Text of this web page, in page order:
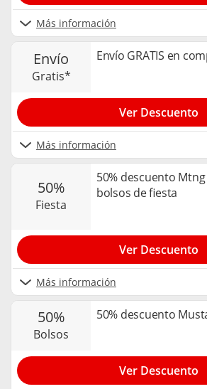
Más información
envío
gratis*
Envío GRATIS en
Más información
Ver Descuento
50%
fiesta
50% descuento
bolsos de fiesta
Más información
Ver Descuento
50%
bolsos
50% descuento
Ver Descuento